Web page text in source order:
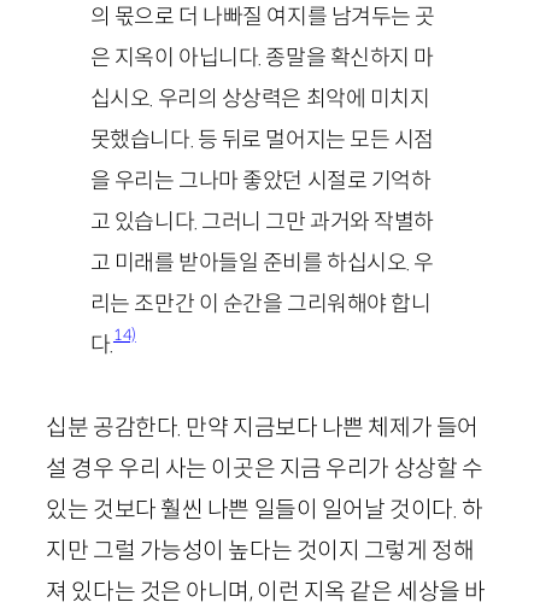
의 몫으로 더 나빠질 여지를 남겨두는 곳
은 지옥이 아닙니다. 종말을 확신하지 마
십시오. 우리의 상상력은 최악에 미치지
못했습니다. 등 뒤로 멀어지는 모든 시점
을 우리는 그나마 좋았던 시절로 기억하
고 있습니다. 그러니 그만 과거와 작별하
고 미래를 받아들일 준비를 하십시오. 우
리는 조만간 이 순간을 그리워해야 합니
다.14)
십분 공감한다. 만약 지금보다 나쁜 체제가 들어
설 경우 우리 사는 이곳은 지금 우리가 상상할 수
있는 것보다 훨씬 나쁜 일들이 일어날 것이다. 하
지만 그럴 가능성이 높다는 것이지 그렇게 정해
져 있다는 것은 아니며, 이런 지옥 같은 세상을 바